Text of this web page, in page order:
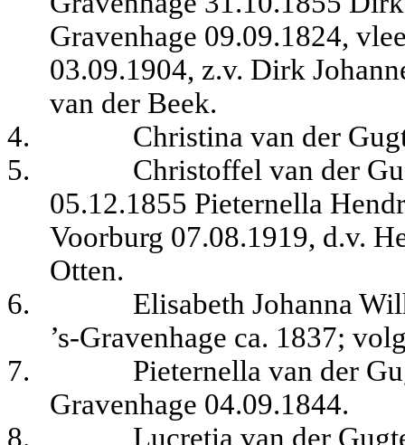
Gravenhage 09.09.1824,
03.09.1904, z.v. Dirk
van der Beek.
4.
Christina van der
5.
Christoffel van der
05.12.1855 Pieternella
Voorburg 07.08.1919, d.v.
Otten.
6.
Elisabeth Johanna
’s-Gravenhage ca. 1837;
7.
Pieternella van der
Gravenhage 04.09.1844.
8.
Lucretia van der